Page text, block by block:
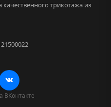
трикотажа из
ВКонтакте